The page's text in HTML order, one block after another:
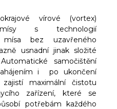
vírové (vortex)
s technologií
mísa bez uzavřeného
usnadní jinak složité
samočištění
i po ukončení
maximální čistotu
zařízení, které se
potřebám každého